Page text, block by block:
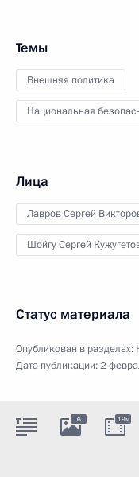
Темы
Внешняя политика
Национальная
Лица
Лавров Сергей
Шойгу Сергей
Статус материала
Опубликован в разделах:
Дата публикации:2
6 19м